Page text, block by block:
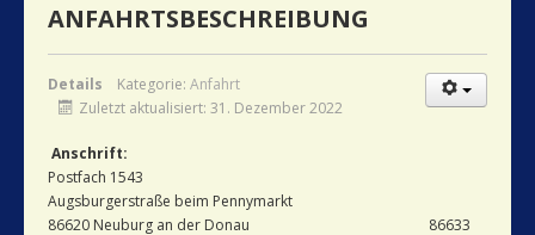
ANFAHRTSBESCHREIBUNG
Details Kategorie: Anfahrt
Zuletzt aktualisiert: 31. Dezember 2022
Anschrift:
Postfach 1543
Augsburgerstraße beim Pennymarkt
86620 Neuburg an der Donau 86633